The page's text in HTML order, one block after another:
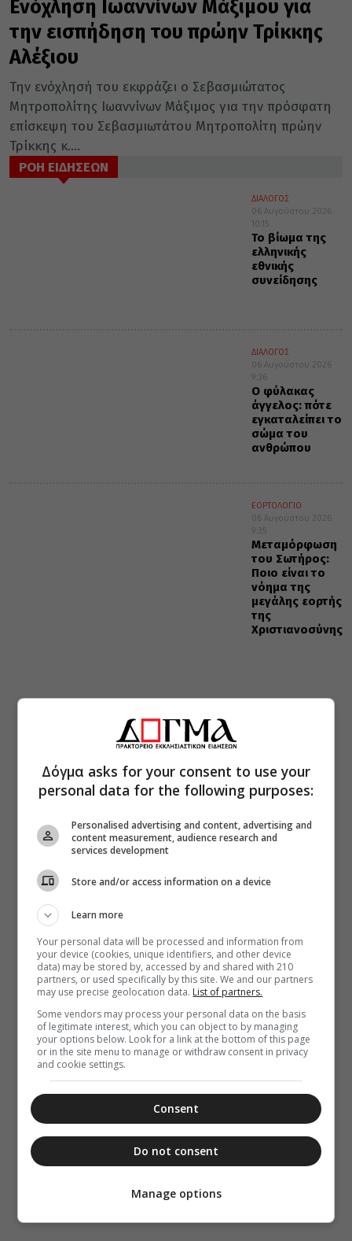
Ενόχληση Ιωαννίνων Μάξιμου για
την εισπήδηση του πρώην Τρίκκης
Αλέξιου
Την ενόχλησή του εκφράζει ο Σεβασμιώτατος
Μητροπολίτης Ιωαννίνων Μάξιμος για την πρόσφατη
επίσκεψη του Σεβασμιωτάτου Μητροπολίτη πρώην
Τρίκκης κ....
ΡΟΗ ΕΙΔΗΣΕΩΝ
ΔΙΑΛΟΓΟΣ
06 Αυγούστου 2026
10:15
Το βίωμα της
ελληνικής
εθνικής
συνείδησης
ΔΙΑΛΟΓΟΣ
06 Αυγούστου 2026
9:36
Ο φύλακας
άγγελος: πότε
εγκαταλείπει το
σώμα του
ανθρώπου
ΕΟΡΤΟΛΟΓΙΟ
06 Αυγούστου 2026
9:35
Μεταμόρφωση
του Σωτήρος:
Ποιο είναι το
νόημα της
μεγάλης εορτής
της
Χριστιανοσύνης
Δόγμα asks for your consent to use your
personal data for the following purposes:
Personalised advertising and content, advertising and
content measurement, audience research and
services development
Store and/or access information on a device
Learn more
Your personal data will be processed and information from
your device (cookies, unique identifiers, and other device
data) may be stored by, accessed by and shared with 210
partners, or used specifically by this site. We and our partners
may use precise geolocation data. List of partners.
Some vendors may process your personal data on the basis
of legitimate interest, which you can object to by managing
your options below. Look for a link at the bottom of this page
or in the site menu to manage or withdraw consent in privacy
and cookie settings.
Consent
Do not consent
Manage options